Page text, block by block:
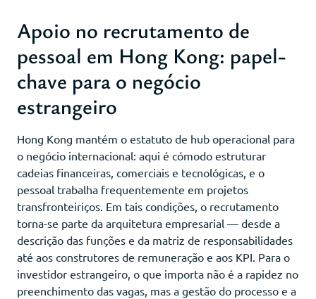
Apoio no recrutamento de
pessoal em Hong Kong: papel-
chave para o negócio
estrangeiro
Hong Kong mantém o estatuto de hub operacional para
o negócio internacional: aqui é cómodo estruturar
cadeias financeiras, comerciais e tecnológicas, e o
pessoal trabalha frequentemente em projetos
transfronteiriços. Em tais condições, o recrutamento
torna-se parte da arquitetura empresarial — desde a
descrição das funções e da matriz de responsabilidades
até aos construtores de remuneração e aos KPI. Para o
investidor estrangeiro, o que importa não é a rapidez no
preenchimento das vagas, mas a gestão do processo e a